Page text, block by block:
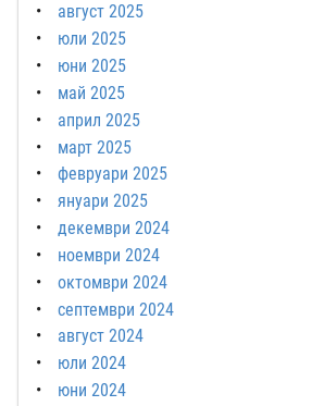
август 2025
юли 2025
юни 2025
май 2025
април 2025
март 2025
февруари 2025
януари 2025
декември 2024
ноември 2024
октомври 2024
септември 2024
август 2024
юли 2024
юни 2024